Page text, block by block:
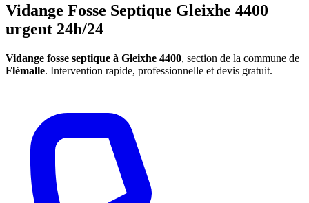
Vidange Fosse Septique Gleixhe 4400
urgent 24h/24
Vidange fosse septique à Gleixhe 4400, section de la commune de
Flémalle. Intervention rapide, professionnelle et devis gratuit.